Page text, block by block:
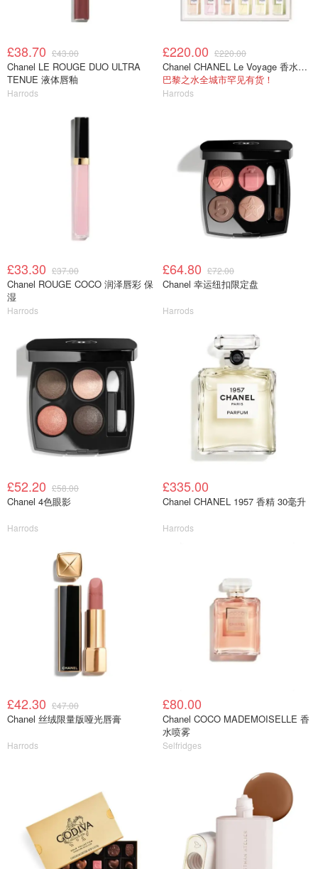
£38.70 £43.00
Chanel LE ROUGE DUO ULTRA
TENUE 液体唇釉
Harrods
£220.00 £220.00
Chanel CHANEL Le Voyage 香水套装 6支
巴黎之水全城市罕见有货！
Harrods
£33.30 £37.00
Chanel ROUGE COCO 润泽唇彩 保
湿
Harrods
£64.80 £72.00
Chanel 幸运纽扣限定盘
Harrods
£52.20 £58.00
Chanel 4色眼影
Harrods
£335.00
Chanel CHANEL 1957 香精 30毫升
Harrods
£42.30 £47.00
Chanel 丝绒限量版哑光唇膏
Harrods
£80.00
Chanel COCO MADEMOISELLE 香
水喷雾
Selfridges